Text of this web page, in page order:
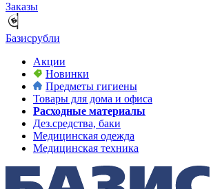
Заказы
Базисрубли
Акции
Новинки
Предметы гигиены
Товары для дома и офиса
Расходные материалы
Дез.средства, баки
Медицинская одежда
Медицинская техника